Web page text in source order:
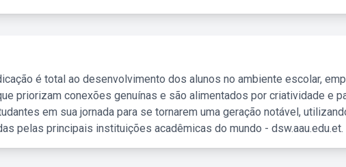
é total ao desenvolvimento dos alunos no ambiente escolar,
priorizam conexões genuínas e são alimentados por criatividade e
em sua jornada para se tornarem uma geração notável,
pelas principais instituições acadêmicas do mundo - dsw.aau.edu.et.